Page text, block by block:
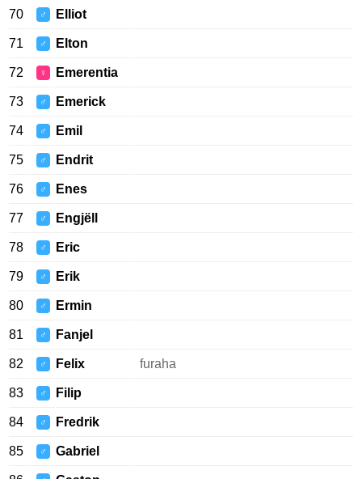
70 ♂ Elliot
71 ♂ Elton
72 ♀ Emerentia
73 ♂ Emerick
74 ♂ Emil
75 ♂ Endrit
76 ♂ Enes
77 ♂ Engjëll
78 ♂ Eric
79 ♂ Erik
80 ♂ Ermin
81 ♂ Fanjel
82 ♂ Felix furaha
83 ♂ Filip
84 ♂ Fredrik
85 ♂ Gabriel